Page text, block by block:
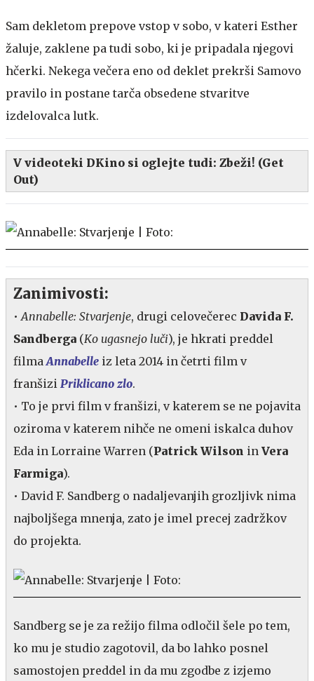
Sam dekletom prepove vstop v sobo, v kateri Esther
žaluje, zaklene pa tudi sobo, ki je pripadala njegovi
hčerki. Nekega večera eno od deklet prekrši Samovo
pravilo in postane tarča obsedene stvaritve
izdelovalca lutk.
V videoteki DKino si oglejte tudi: Zbeži! (Get
Out)
Zanimivosti:
• Annabelle: Stvarjenje, drugi celovečerec Davida F.
Sandberga (Ko ugasnejo luči), je hkrati preddel
filma Annabelle iz leta 2014 in četrti film v
franšizi Priklicano zlo.
• To je prvi film v franšizi, v katerem se ne pojavita
oziroma v katerem nihče ne omeni iskalca duhov
Eda in Lorraine Warren (Patrick Wilson in Vera
Farmiga).
• David F. Sandberg o nadaljevanjih grozljivk nima
najboljšega mnenja, zato je imel precej zadržkov
do projekta.
Sandberg se je za režijo filma odločil šele po tem,
ko mu je studio zagotovil, da bo lahko posnel
samostojen preddel in da mu zgodbe z izjemo